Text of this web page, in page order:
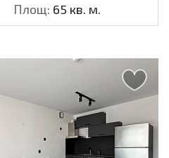
Площ: 65 кв. м.